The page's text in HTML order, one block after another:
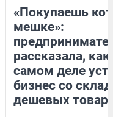
«Покупаешь
мешке»:
рассказала, как
самом деле
бизнес со
дешевых